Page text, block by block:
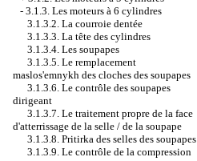
- 3.1.3. Les moteurs à 6 cylindres
3.1.3.2. La courroie dentée
3.1.3.3. La tête des cylindres
3.1.3.4. Les soupapes
3.1.3.5. Le remplacement
maslos'emnykh des cloches des soupapes
3.1.3.6. Le contrôle des soupapes
dirigeant
3.1.3.7. Le traitement propre de la face
d'atterrissage de la selle / de la soupape
3.1.3.8. Pritirka des selles des soupapes
3.1.3.9. Le contrôle de la compression